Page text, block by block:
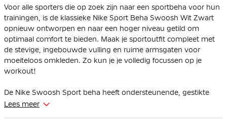
Voor alle sporters die op zoek zijn naar een sportbeha voor hun
trainingen, is de klassieke Nike Sport Beha Swoosh Wit Zwart
opnieuw ontworpen en naar een hoger niveau getild om
optimaal comfort te bieden. Maak je sportoutfit compleet met
de stevige, ingebouwde vulling en ruime armsgaten voor
moeiteloos omkleden. Zo kun je je volledig focussen op je
workout!
De Nike Swoosh Sport beha heeft ondersteunende, gestikte
pads die alles op zijn plek houden zodat je er helemaal voor
Lees meer